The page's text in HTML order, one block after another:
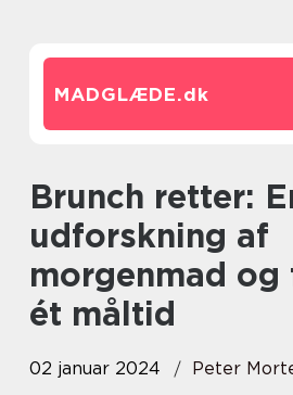
MADGLÆDE.dk
Brunch retter: En
udforskning af
morgenmad
ét måltid
02 januar 2024
Peter